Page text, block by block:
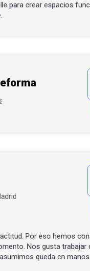
para crear espacios
Por eso hemos
Nos gusta trabajar
queda en